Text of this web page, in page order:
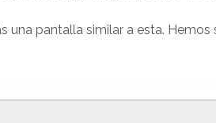
pantalla similar a esta.